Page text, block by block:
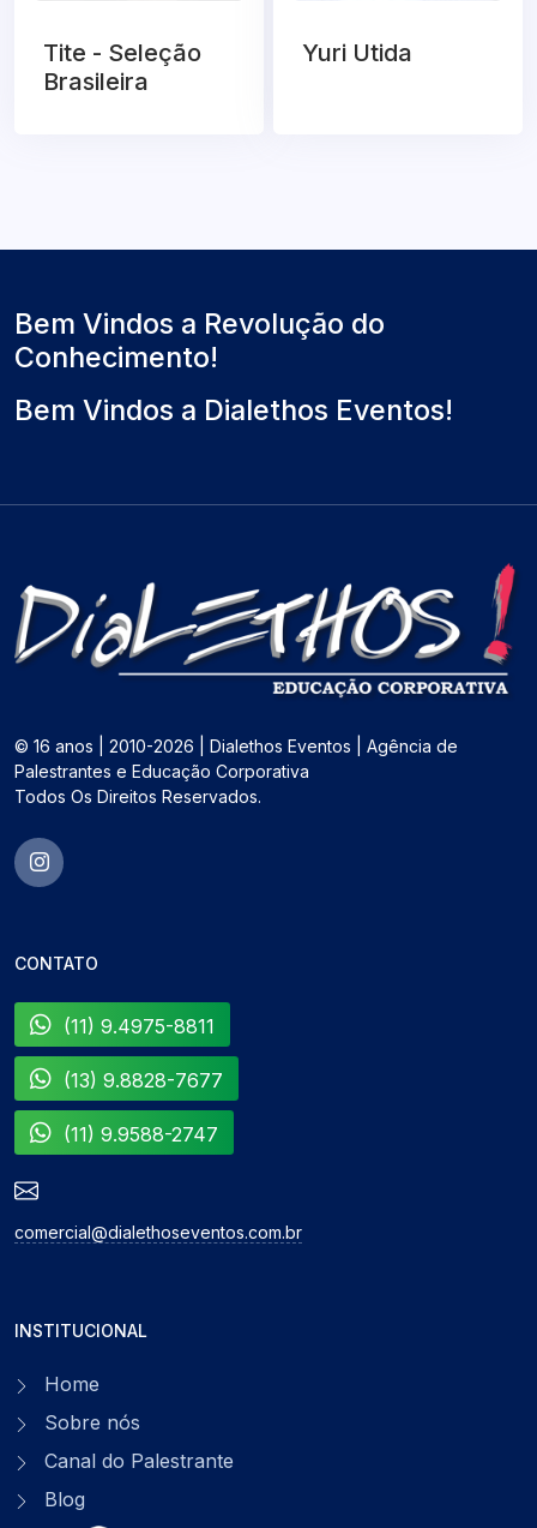
Tite - Seleção
Brasileira
Yuri Utida
Bem Vindos a Revolução do
Conhecimento!
Bem Vindos a Dialethos Eventos!
© 16 anos | 2010-2026 | Dialethos Eventos | Agência de
Palestrantes e Educação Corporativa
Todos Os Direitos Reservados.
CONTATO
(11) 9.4975-8811
(13) 9.8828-7677
(11) 9.9588-2747
comercial@dialethoseventos.com.br
INSTITUCIONAL
Home
Sobre nós
Canal do Palestrante
Blog